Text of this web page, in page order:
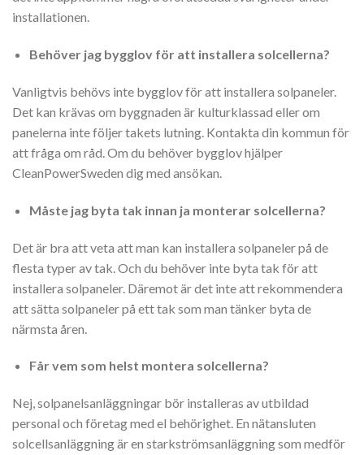
installationen.
Behöver jag bygglov för att installera solcellerna?
Vanligtvis behövs inte bygglov för att installera solpaneler.
Det kan krävas om byggnaden är kulturklassad eller om
panelerna inte följer takets lutning. Kontakta din kommun för
att fråga om råd. Om du behöver bygglov hjälper
CleanPowerSweden dig med ansökan.
Måste jag byta tak innan ja monterar solcellerna?
Det är bra att veta att man kan installera solpaneler på de
flesta typer av tak. Och du behöver inte byta tak för att
installera solpaneler. Däremot är det inte att rekommendera
att sätta solpaneler på ett tak som man tänker byta de
närmsta åren.
Får vem som helst montera solcellerna?
Nej, solpanelsanläggningar bör installeras av utbildad
personal och företag med el behörighet. En nätansluten
solcellsanläggning är en starkströmsanläggning som medför